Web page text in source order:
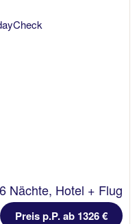
6 Nächte, Hotel + Flug
Preis p.P. ab 1326 €